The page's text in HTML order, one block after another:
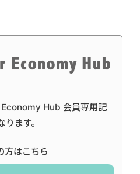
Hub 会員専用記
ります。
方はこちら